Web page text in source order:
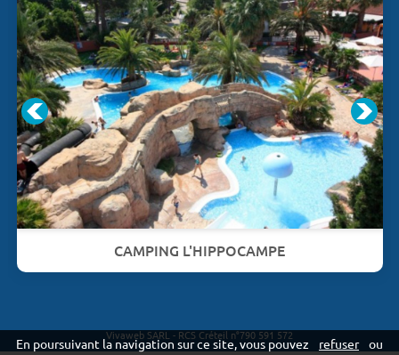
CAMPING L'HIPPOCAMPE
Vivaweb SARL - RCS Créteil n°790 591 572
En poursuivant la navigation sur ce site, vous pouvez refuser ou